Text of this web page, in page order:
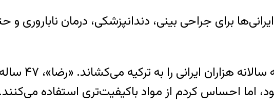
برای جراحی بینی، دندانپزشکی، درمان ناباروری
اما احساس کردم از مواد باکیفیت‌تری استفاده